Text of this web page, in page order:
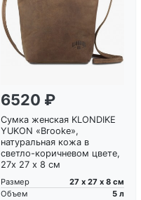
Загрузка...
6520 ₽
Сумка женская KLONDIKE
YUKON «Brooke»,
натуральная кожа в
светло-коричневом цвете,
27х 27 х 8 см
Размер
27 х 27 х 8 см
Объем
5 л